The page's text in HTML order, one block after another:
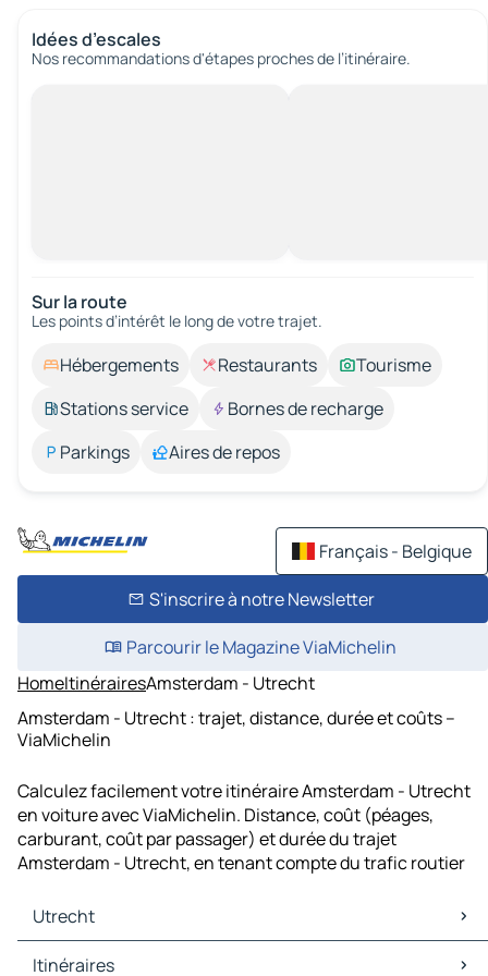
Idées d’escales
Nos recommandations d'étapes proches de l’itinéraire.
Sur la route
Les points d’intérêt le long de votre trajet.
Hébergements Restaurants
Tourisme
Stations service
Bornes de recharge
Parkings
Aires de repos
Français - Belgique
S'inscrire à notre Newsletter
Parcourir le Magazine ViaMichelin
HomeItinérairesAmsterdam - Utrecht
Amsterdam - Utrecht : trajet, distance, durée et coûts –
ViaMichelin
Calculez facilement votre itinéraire Amsterdam - Utrecht
en voiture avec ViaMichelin. Distance, coût (péages,
carburant, coût par passager) et durée du trajet
Amsterdam - Utrecht, en tenant compte du trafic routier
Utrecht
Utrecht Cartes et plans
Itinéraires